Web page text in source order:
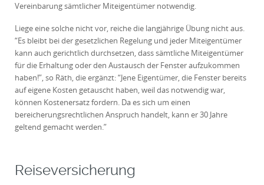
Vereinbarung sämtlicher Miteigentümer notwendig.
Liege eine solche nicht vor, reiche die langjährige Übung nicht aus.
“Es bleibt bei der gesetzlichen Regelung und jeder Miteigentümer
kann auch gerichtlich durchsetzen, dass sämtliche Miteigentümer
für die Erhaltung oder den Austausch der Fenster aufzukommen
haben!”, so Räth, die ergänzt: “Jene Eigentümer, die Fenster bereits
auf eigene Kosten getauscht haben, weil das notwendig war,
können Kostenersatz fordern. Da es sich um einen
bereicherungsrechtlichen Anspruch handelt, kann er 30 Jahre
geltend gemacht werden.”
Reiseversicherung